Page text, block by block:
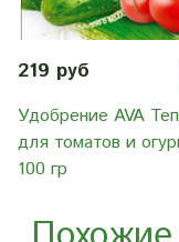
219 руб
Удобрение AVA
для томатов и
100 гр